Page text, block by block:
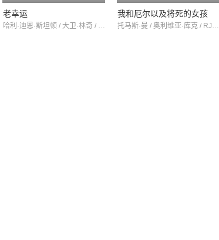
老幸运
哈利·迪恩·斯坦顿 / 大卫·林奇 / 朗·里维斯顿
我和厄尔以及将死的女孩
托马斯·曼 / 奥利维亚·库克 / RJ·赛勒